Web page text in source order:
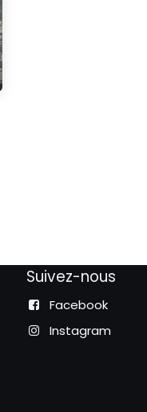
Suivez-nous
Facebook
Instagram